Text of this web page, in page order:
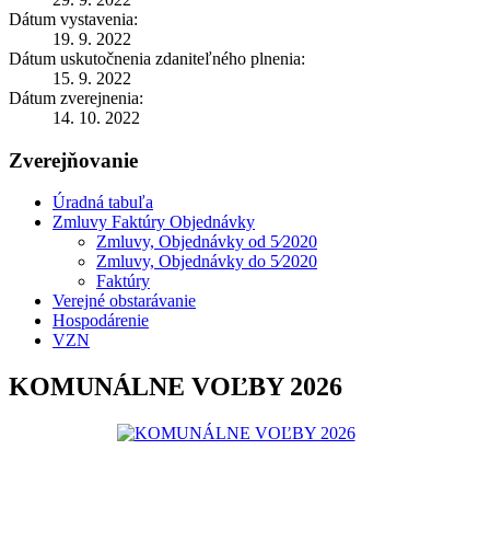
Dátum vystavenia:
19. 9. 2022
Dátum uskutočnenia zdaniteľného plnenia:
15. 9. 2022
Dátum zverejnenia:
14. 10. 2022
Zverejňovanie
Úradná tabuľa
Zmluvy Faktúry Objednávky
Zmluvy, Objednávky od 5⁄2020
Zmluvy, Objednávky do 5⁄2020
Faktúry
Verejné obstarávanie
Hospodárenie
VZN
KOMUNÁLNE VOĽBY 2026